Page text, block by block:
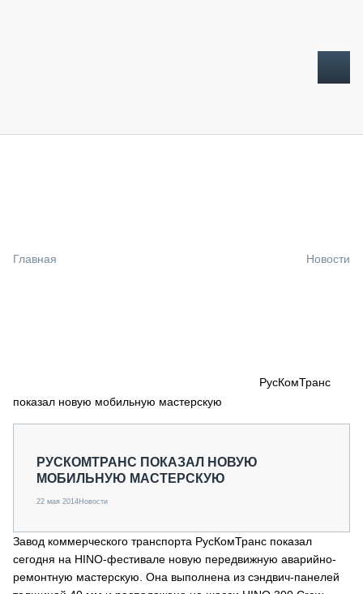
СПЕЦПРОЕКТЫ
О ПРОЕКТЕ
Главная Новости
РусКомТранс
показал новую мобильную мастерскую
РУСКОМТРАНС ПОКАЗАЛ НОВУЮ
МОБИЛЬНУЮ МАСТЕРСКУЮ
22 мая 2014Новости
Завод коммерческого транспорта РусКомТранс показал
сегодня на HINO-фестивале новую передвижную аварийно-
ремонтную мастерскую. Она выполнена из сэндвич-панелей